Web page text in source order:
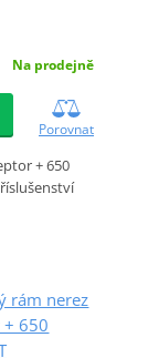
Na prodejně
Porovnat
+ 650
rám nerez
650